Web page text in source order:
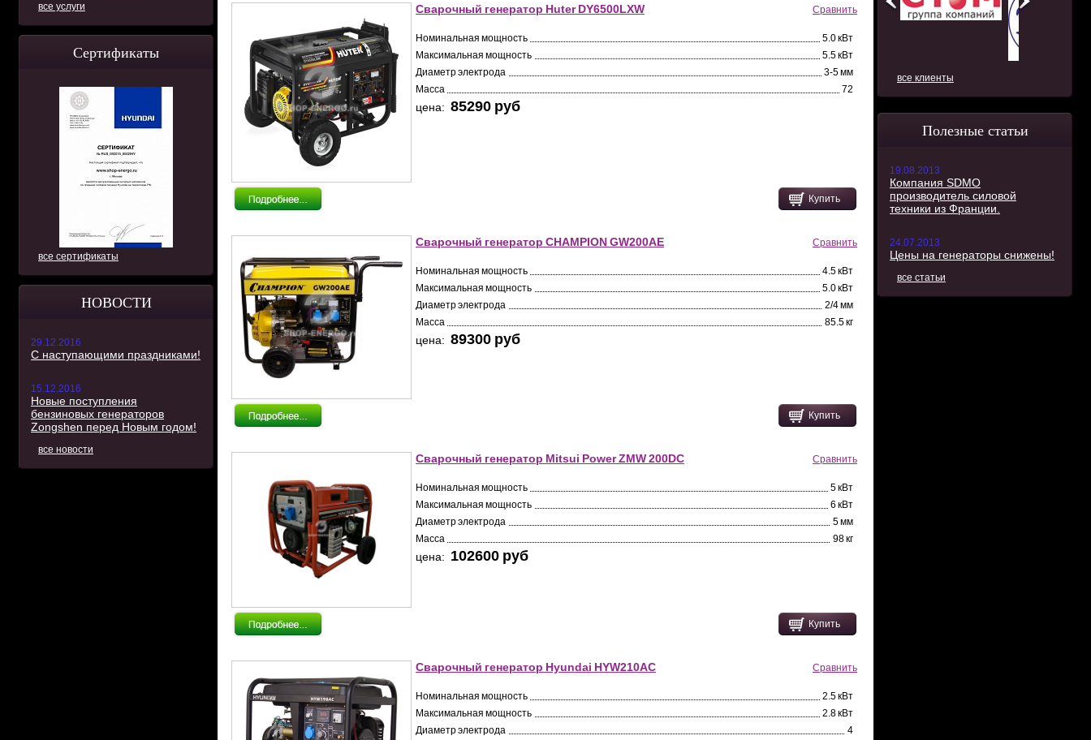
все услуги
Сертификаты
все сертификаты
НОВОСТИ
29.12.2016
С наступающими праздниками!
15.12.2016
Новые поступления
бензиновых генераторов
Zongshen перед Новым годом!
все новости
все клиенты
Полезные статьи
19.08.2013
Компания SDMO
производитель силовой
техники из Франции.
24.07.2013
Цены на генераторы снижены!
все статьи
Сварочный генератор Huter DY6500LXW Сравнить
Номинальная мощность
5.0 кВт
Максимальная мощность
5.5 кВт
Диаметр электрода
3-5 мм
Масса
72
цена: 85290 pуб
Купить
Сварочный генератор CHAMPION GW200AE Сравнить
Номинальная мощность
4.5 кВт
Максимальная мощность
5.0 кВт
Диаметр электрода
2/4 мм
Масса
85.5 кг
цена: 89300 pуб
Купить
Сварочный генератор Mitsui Power ZMW 200DC Сравнить
Номинальная мощность
5 кВт
Максимальная мощность
6 кВт
Диаметр электрода
5 мм
Масса
98 кг
цена: 102600 pуб
Купить
Сварочный генератор Hyundai HYW210AC Сравнить
Номинальная мощность
2.5 кВт
Максимальная мощность
2.8 кВт
Диаметр электрода
4